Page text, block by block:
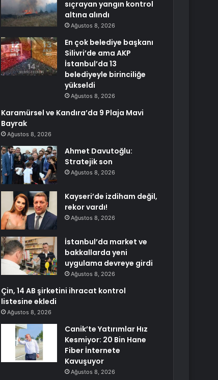
sıçrayan yangın kontrol
altına alındı
Ağustos 8, 2026
En çok belediye başkanı
Silivri’de ama AKP
İstanbul’da 13
belediyeyle birinciliğe
yükseldi
Ağustos 8, 2026
Karamürsel ve Kandıra’da 9 Plaja Mavi
Bayrak
Ağustos 8, 2026
Ahmet Davutoğlu:
Stratejik son
Ağustos 8, 2026
Kayseri’de izdiham değil,
rekor vardı!
Ağustos 8, 2026
İstanbul’da market ve
bakkallarda yeni
uygulama devreye girdi
Ağustos 8, 2026
Çin, 14 AB şirketini ihracat kontrol
listesine ekledi
Ağustos 8, 2026
Canik’te Yatırımlar Hız
Kesmiyor: 20 Bin Hane
Fiber İnternete
Kavuşuyor
Ağustos 8, 2026